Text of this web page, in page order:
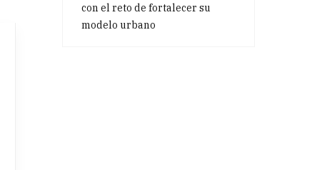
con el reto de fortalecer su
modelo urbano